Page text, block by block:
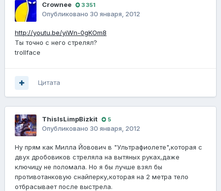
Crownee 3 351
Опубликовано 30 января, 2012
http://youtu.be/yiWn-0gKOm8
Ты точно с него стрелял?
trollface
Цитата
ThisIsLimpBizkit 5
Опубликовано 30 января, 2012
Ну прям как Милла Йовович в "Ультрафиолете",которая с
двух дробовиков стреляла на вытяных руках,даже
ключицу не поломала. Но я бы лучше взял бы
противотанковую снайперку,которая на 2 метра тело
отбрасывает после выстрела.